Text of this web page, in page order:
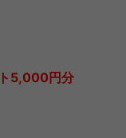
5,000円分